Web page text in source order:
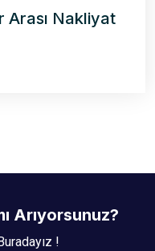
Arası Nakliyat
Arıyorsunuz?
!